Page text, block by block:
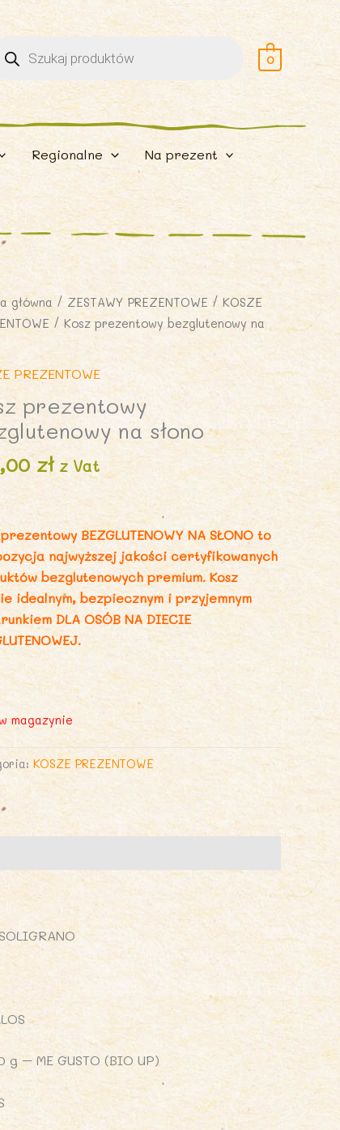
0
Regionalne Na prezent
główna / ZESTAWY PREZENTOWE/KOSZE
/ Kosz prezentowy bezglutenowy na
PREZENTOWE
prezentowy
na słono
zł z Vat
BEZGLUTENOWY NA SŁONO to
najwyższej jakości certyfikowanych
bezglutenowych premium. Kosz
idealnym, bezpiecznym i przyjemnym
DLA OSÓB NA DIECIE
magazynie
KOSZE PREZENTOWE
g – ME GUSTO (BIO UP)